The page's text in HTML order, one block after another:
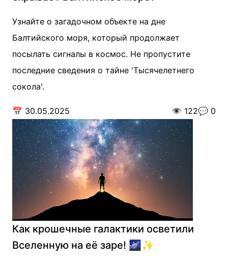
Узнайте о загадочном объекте на дне
Балтийского моря, который продолжает
посылать сигналы в космос. Не пропустите
последние сведения о тайне 'Тысячелетнего
сокола'.
📅 30.05.2025 👁️ 122💬 0
Как крошечные галактики осветили
Вселенную на её заре! 🌌✨